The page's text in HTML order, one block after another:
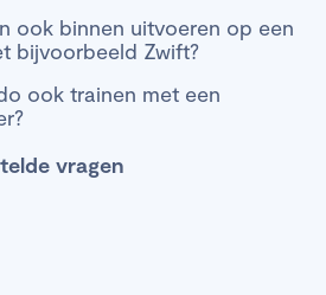
ook binnen uitvoeren op een
bijvoorbeeld Zwift?
ook trainen met een
vragen